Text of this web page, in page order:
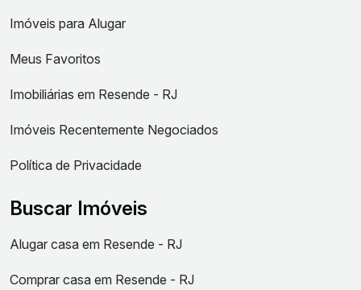
Imóveis para Alugar
Meus Favoritos
Imobiliárias em Resende - RJ
Imóveis Recentemente Negociados
Política de Privacidade
Buscar Imóveis
Alugar casa em Resende - RJ
Comprar casa em Resende - RJ